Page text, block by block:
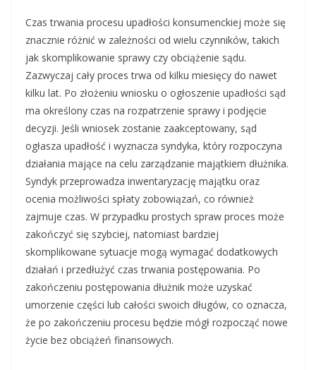
Czas trwania procesu upadłości konsumenckiej może się
znacznie różnić w zależności od wielu czynników, takich
jak skomplikowanie sprawy czy obciążenie sądu.
Zazwyczaj cały proces trwa od kilku miesięcy do nawet
kilku lat. Po złożeniu wniosku o ogłoszenie upadłości sąd
ma określony czas na rozpatrzenie sprawy i podjęcie
decyzji. Jeśli wniosek zostanie zaakceptowany, sąd
ogłasza upadłość i wyznacza syndyka, który rozpoczyna
działania mające na celu zarządzanie majątkiem dłużnika.
Syndyk przeprowadza inwentaryzację majątku oraz
ocenia możliwości spłaty zobowiązań, co również
zajmuje czas. W przypadku prostych spraw proces może
zakończyć się szybciej, natomiast bardziej
skomplikowane sytuacje mogą wymagać dodatkowych
działań i przedłużyć czas trwania postępowania. Po
zakończeniu postępowania dłużnik może uzyskać
umorzenie części lub całości swoich długów, co oznacza,
że po zakończeniu procesu będzie mógł rozpocząć nowe
życie bez obciążeń finansowych.